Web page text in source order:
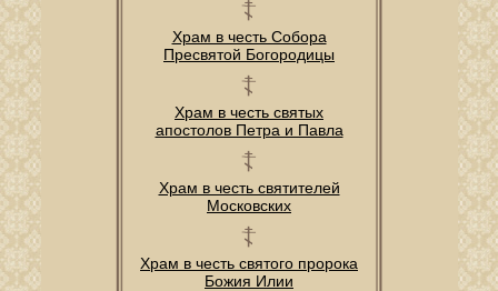
Храм в честь Собора
Пресвятой Богородицы
Храм в честь святых
апостолов Петра и Павла
Храм в честь святителей
Московских
Храм в честь святого пророка
Божия Илии